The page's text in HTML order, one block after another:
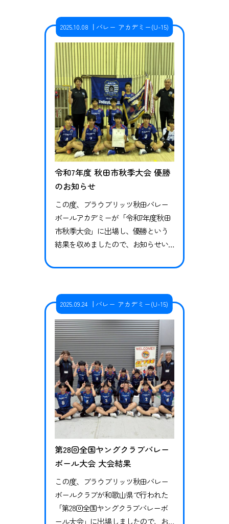
25-18） vs 平鹿中学校1-1（21-25、25-2
4） 決勝トーナメント 準決勝vs 横手
南中学校2ｰ0（25-16、25-19） 決勝vs
十…
2025.10.08 バレー アカデミー(U-15)
令和7年度 秋田市秋季大会 優勝
のお知らせ
この度、ブラウブリッツ秋田バレー
ボールアカデミーが「令和7年度秋田
市秋季大会」に出場し、優勝という
結果を収めましたので、お知らせい
（22-25、25ｰ14、25ｰ16）勝利 決勝 vs
8） 秋季大会は今年度から参加ができ
るようになり初挑戦となりました。
新チームの体制となって初の大会で
もありましたが、優勝…
2025.09.24 バレー アカデミー(U-15)
第28回全国ヤングクラブバレー
ボール大会 大会結果
この度、ブラウブリッツ秋田バレー
ボールクラブが和歌山県で行われた
「第28回全国ヤングクラブバレーボ
ール大会」に出場しましたので、お